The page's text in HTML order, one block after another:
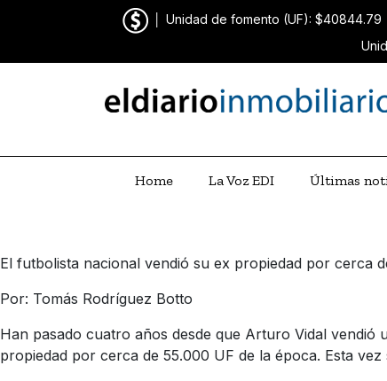
Unidad de fomento (UF): $40844.79
Home La Voz EDI Últimas
El futbolista nacional vendió su ex propiedad por cerca
Por: Tomás Rodríguez Botto
Han pasado cuatro años desde que Arturo Vidal vendió
propiedad por cerca de 55.000 UF de la época. Esta